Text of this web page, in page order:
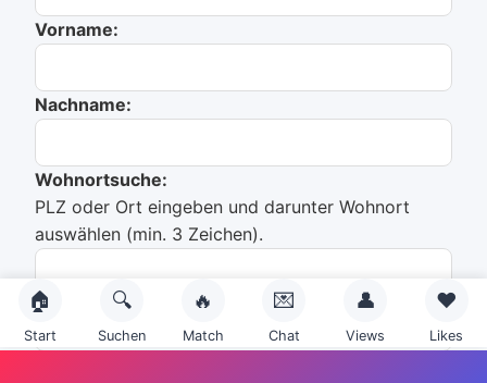
Vorname:
Nachname:
Wohnortsuche:
PLZ oder Ort eingeben und darunter Wohnort
auswählen (min. 3 Zeichen).
🏠
Start
🔍
Suchen
🔥
Match
💌
Chat
👤
Views
❤️
Likes